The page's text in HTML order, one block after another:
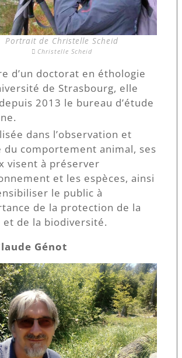
Portrait de Christelle Scheid
Christelle Scheid
d’un doctorat en éthologie
de Strasbourg, elle
2013 le bureau d’étude
dans l’observation et
du comportement animal, ses
visent à préserver
et les espèces, ainsi
le public à
de la protection de la
et de la biodiversité.
Génot